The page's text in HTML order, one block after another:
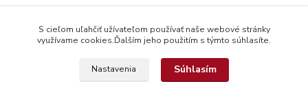
S cieľom uľahčiť užívateľom používať naše webové stránky
využívame cookies.Ďalším jeho použitím s týmto súhlasíte.
Nastavenia Súhlasím